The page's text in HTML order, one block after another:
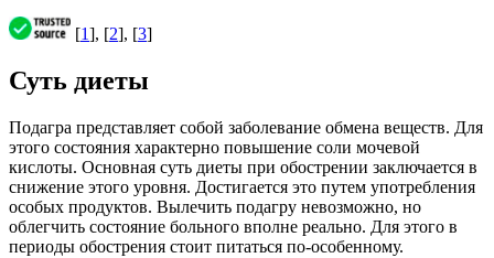
[1], [2], [3]
Суть диеты
Подагра представляет собой заболевание обмена веществ. Для
этого состояния характерно повышение соли мочевой
кислоты. Основная суть диеты при обострении заключается в
снижение этого уровня. Достигается это путем употребления
особых продуктов. Вылечить подагру невозможно, но
облегчить состояние больного вполне реально. Для этого в
периоды обострения стоит питаться по-особенному.